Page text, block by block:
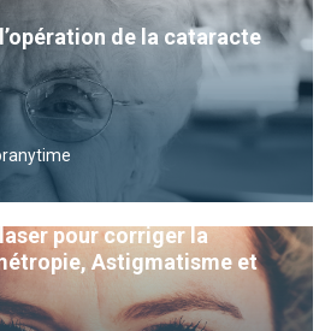
de la cataracte
pour corriger la
Astigmatisme et